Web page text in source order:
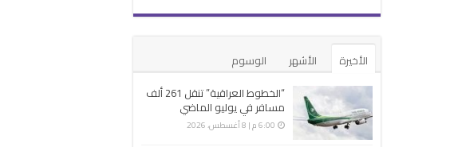
الأخيرة الأشهر
الوسوم
“الخطوط العراقية” تنقل 261 ألف
مسافر في يوليو الماضي
6:00 م | 8 أغسطس، 2026